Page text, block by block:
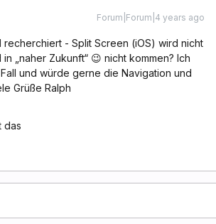
Forum|Forum|4 years ago
recherchiert - Split Screen (iOS) wird nicht
„naher Zukunft“ 😉 nicht kommen? Ich
und würde gerne die Navigation und
Grüße Ralph
das